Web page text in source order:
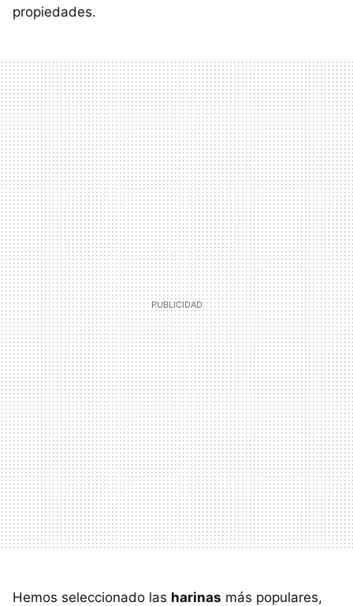
propiedades.
Hemos seleccionado las harinas más populares,